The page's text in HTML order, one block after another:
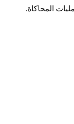
المحاكاة.